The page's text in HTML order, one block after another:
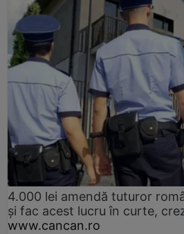
4.000 lei amendă tuturor
și fac acest lucru în curte,
www.cancan.ro